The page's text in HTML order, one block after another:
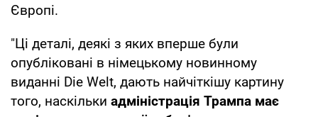
Європі.
"Ці деталі, деякі з яких вперше були
опубліковані в німецькому новинному
виданні Die Welt, дають найчіткішу картину
того, наскільки адміністрація Трампа має